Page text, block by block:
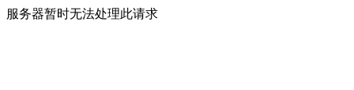
服务器暂时无法处理此请求